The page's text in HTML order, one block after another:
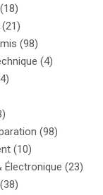
(18)
(21)
(98)
(4)
(98)
(10)
Électronique (23)
(38)